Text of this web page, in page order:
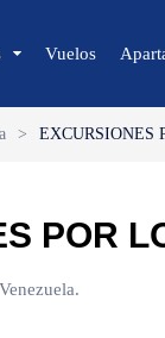
Coche
Vuelos
> EXCURSIONES
POR